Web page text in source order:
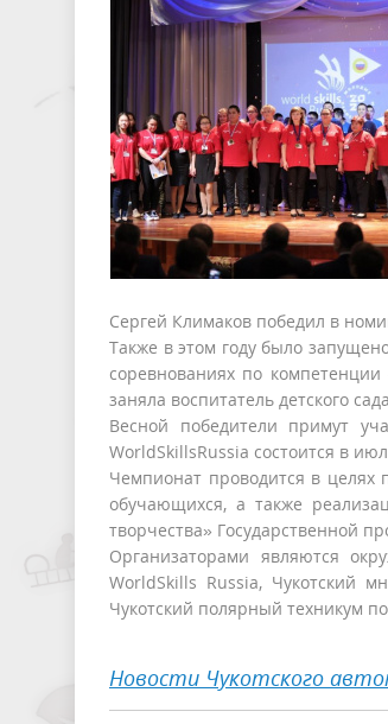
Сергей Климаков победил в
Также в этом году было
соревнованиях по
заняла воспитатель детского
Весной победители примут
WorldSkillsRussia состоится в
Чемпионат проводится в целях
обучающихся, а также
творчества» Государственной
Организаторами являются
WorldSkills Russia, Чукотский
Чукотский полярный техникум
Новости Чукотского